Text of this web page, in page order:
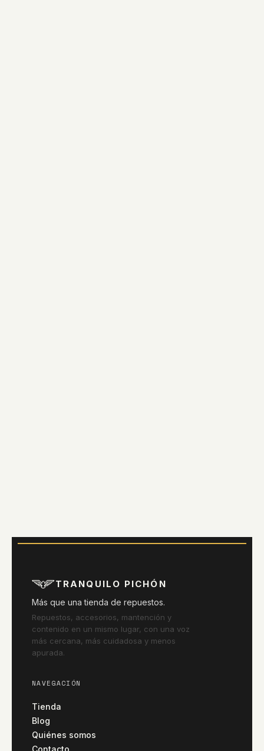
TRANQUILO PICHÓN
Más que una tienda de repuestos.
Repuestos, accesorios, mantención y
contenido en un mismo lugar, con una voz
más cercana, más cuidadosa y menos
apurada.
NAVEGACIÓN
Tienda
Blog
Quiénes somos
Contacto